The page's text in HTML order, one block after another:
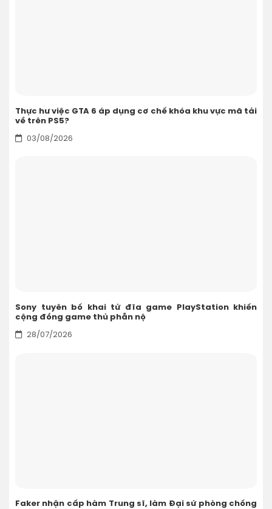
Thực hư việc GTA 6 áp dụng cơ chế khóa khu vực mã tải
về trên PS5?
03/08/2026
Sony tuyên bố khai tử đĩa game PlayStation khiến
cộng đồng game thủ phẫn nộ
28/07/2026
Faker nhận cấp hàm Trung sĩ, làm Đại sứ phòng chống